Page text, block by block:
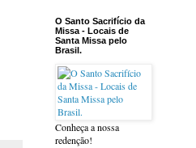
O Santo Sacrifício da
Missa - Locais de
Santa Missa pelo
Brasil.
Conheça a nossa
redenção!